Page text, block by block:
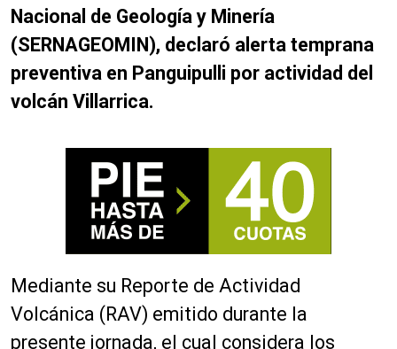
Nacional de Geología y Minería
(SERNAGEOMIN), declaró alerta temprana
preventiva en Panguipulli por actividad del
volcán Villarrica.
Mediante su Reporte de Actividad
Volcánica (RAV) emitido durante la
presente jornada, el cual considera los